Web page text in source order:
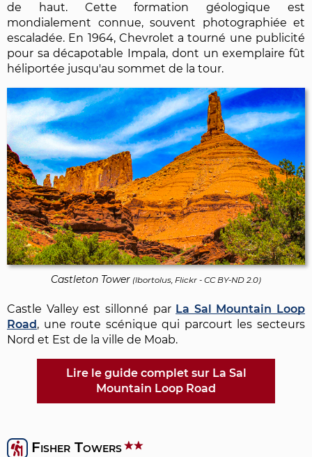
de haut. Cette formation géologique est
mondialement connue, souvent photographiée et
escaladée. En 1964, Chevrolet a tourné une publicité
pour sa décapotable Impala, dont un exemplaire fût
héliportée jusqu'au sommet de la tour.
Castleton Tower (lbortolus, Flickr - CC BY-ND 2.0)
Castle Valley est sillonné par La Sal Mountain Loop
Road, une route scénique qui parcourt les secteurs
Nord et Est de la ville de Moab.
Lire le guide complet sur La Sal
Mountain Loop Road
Fisher Towers